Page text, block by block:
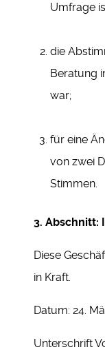
Umfrage
die
Beratung
war;
für eine
von zwei
Stimmen.
3. Abschnitt:
Diese
in Kraft.
Datum: 24.
Unterschrift